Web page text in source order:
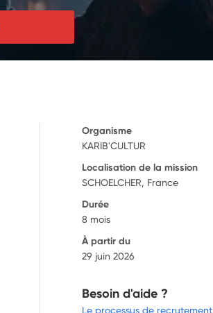
Organisme
KARIB'CULTUR
Localisation de la mission
SCHOELCHER, France
Durée
8 mois
À partir du
29 juin 2026
Besoin d'aide ?
Le processus de recrutement